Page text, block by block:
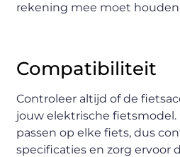
rekening mee moet
Compatibiliteit
Controleer altijd of de
jouw elektrische fietsmodel.
passen op elke fiets, dus
specificaties en zorg ervoor